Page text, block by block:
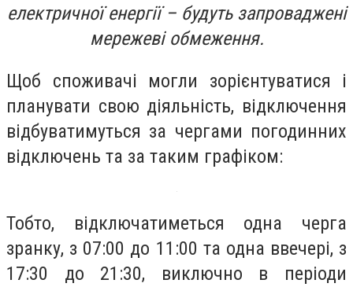
електричної енергії – будуть запроваджені
мережеві обмеження.
Щоб споживачі могли зорієнтуватися і
планувати свою діяльність, відключення
відбуватимуться за чергами погодинних
відключень та за таким графіком:
Тобто, відключатиметься одна черга
зранку, з 07:00 до 11:00 та одна ввечері, з
17:30 до 21:30, виключно в періоди